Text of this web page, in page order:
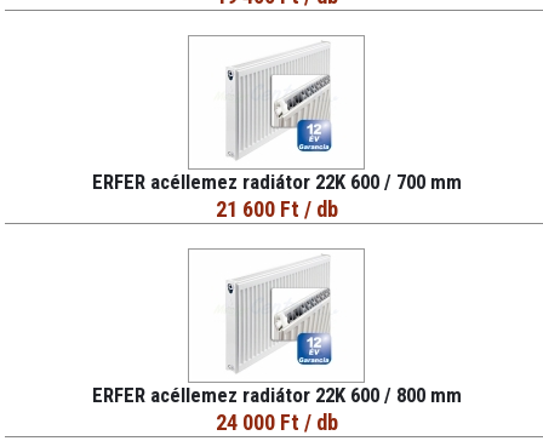
ERFER acéllemez radiátor 22K 600 / 700 mm
21 600 Ft / db
ERFER acéllemez radiátor 22K 600 / 800 mm
24 000 Ft / db